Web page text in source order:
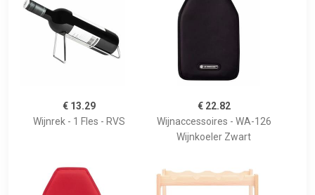
€ 13.29
Wijnrek - 1 Fles - RVS
€ 22.82
Wijnaccessoires - WA-126
Wijnkoeler Zwart